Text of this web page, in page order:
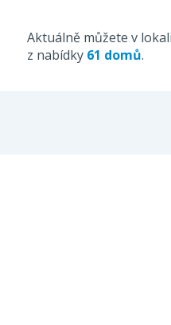
Aktuálně můžete v
z nabídky 61 domů.